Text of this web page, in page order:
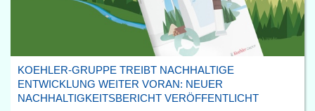
KOEHLER-GRUPPE TREIBT NACHHALTIGE
ENTWICKLUNG WEITER VORAN: NEUER
NACHHALTIGKEITSBERICHT VERÖFFENTLICHT